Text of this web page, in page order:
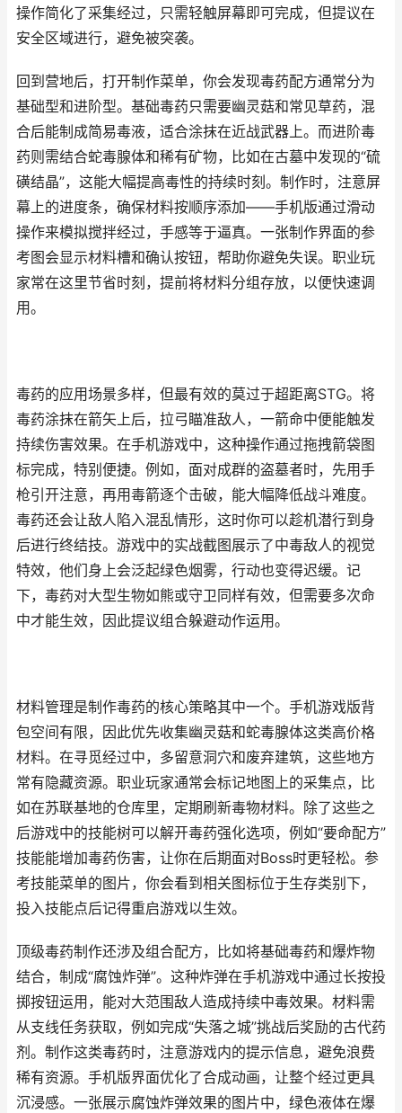
操作简化了采集经过，只需轻触屏幕即可完成，但提议在
安全区域进行，避免被突袭。
回到营地后，打开制作菜单，你会发现毒药配方通常分为
基础型和进阶型。基础毒药只需要幽灵菇和常见草药，混
合后能制成简易毒液，适合涂抹在近战武器上。而进阶毒
药则需结合蛇毒腺体和稀有矿物，比如在古墓中发现的“硫
磺结晶”，这能大幅提高毒性的持续时刻。制作时，注意屏
幕上的进度条，确保材料按顺序添加——手机版通过滑动
操作来模拟搅拌经过，手感等于逼真。一张制作界面的参
考图会显示材料槽和确认按钮，帮助你避免失误。职业玩
家常在这里节省时刻，提前将材料分组存放，以便快速调
用。
毒药的应用场景多样，但最有效的莫过于超距离STG。将
毒药涂抹在箭矢上后，拉弓瞄准敌人，一箭命中便能触发
持续伤害效果。在手机游戏中，这种操作通过拖拽箭袋图
标完成，特别便捷。例如，面对成群的盗墓者时，先用手
枪引开注意，再用毒箭逐个击破，能大幅降低战斗难度。
毒药还会让敌人陷入混乱情形，这时你可以趁机潜行到身
后进行终结技。游戏中的实战截图展示了中毒敌人的视觉
特效，他们身上会泛起绿色烟雾，行动也变得迟缓。记
下，毒药对大型生物如熊或守卫同样有效，但需要多次命
中才能生效，因此提议组合躲避动作运用。
材料管理是制作毒药的核心策略其中一个。手机游戏版背
包空间有限，因此优先收集幽灵菇和蛇毒腺体这类高价格
材料。在寻觅经过中，多留意洞穴和废弃建筑，这些地方
常有隐藏资源。职业玩家通常会标记地图上的采集点，比
如在苏联基地的仓库里，定期刷新毒物材料。除了这些之
后游戏中的技能树可以解开毒药强化选项，例如“要命配方”
技能能增加毒药伤害，让你在后期面对Boss时更轻松。参
考技能菜单的图片，你会看到相关图标位于生存类别下，
投入技能点后记得重启游戏以生效。
顶级毒药制作还涉及组合配方，比如将基础毒药和爆炸物
结合，制成“腐蚀炸弹”。这种炸弹在手机游戏中通过长按投
掷按钮运用，能对大范围敌人造成持续中毒效果。材料需
从支线任务获取，例如完成“失落之城”挑战后奖励的古代药
剂。制作这类毒药时，注意游戏内的提示信息，避免浪费
稀有资源。手机版界面优化了合成动画，让整个经过更具
沉浸感。一张展示腐蚀炸弹效果的图片中，绿色液体在爆